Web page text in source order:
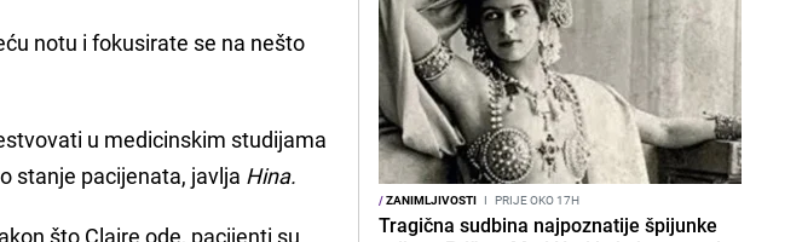
notu i fokusirate se na nešto
u medicinskim studijama
stanje pacijenata, javlja Hina.
što Claire ode, pacijenti su
/ZANIMLJIVOSTI I PRIJE OKO 17H
Tragična sudbina najpoznatije špijunke